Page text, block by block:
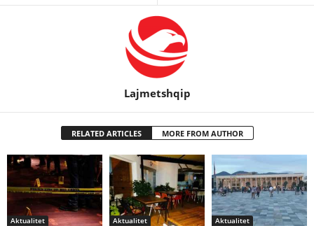
Lajmetshqip
RELATED ARTICLES MORE FROM AUTHOR
Aktualitet Aktualitet Aktualitet